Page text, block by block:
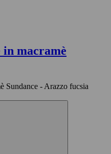
in macramè
Sundance - Arazzo fucsia